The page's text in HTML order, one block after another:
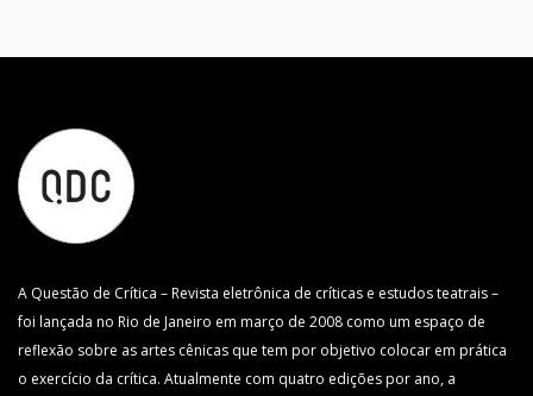
A Questão de Crítica – Revista eletrônica de críticas e estudos teatrais –
foi lançada no Rio de Janeiro em março de 2008 como um espaço de
reflexão sobre as artes cênicas que tem por objetivo colocar em prática
o exercício da crítica. Atualmente com quatro edições por ano, a